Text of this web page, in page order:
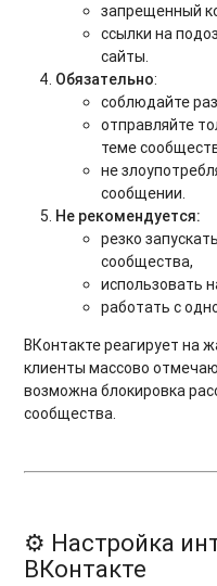
запрещенный
ссылки на
сайты.
Обязательно:
соблюдайте
отправляйте
теме
не
сообщении.
Не рекомендуется:
резко
сообщества,
использовать
работать с
ВКонтакте реагирует на
клиенты массово
возможна блокировка
сообщества.
⚙️ Настройка
ВКонтакте